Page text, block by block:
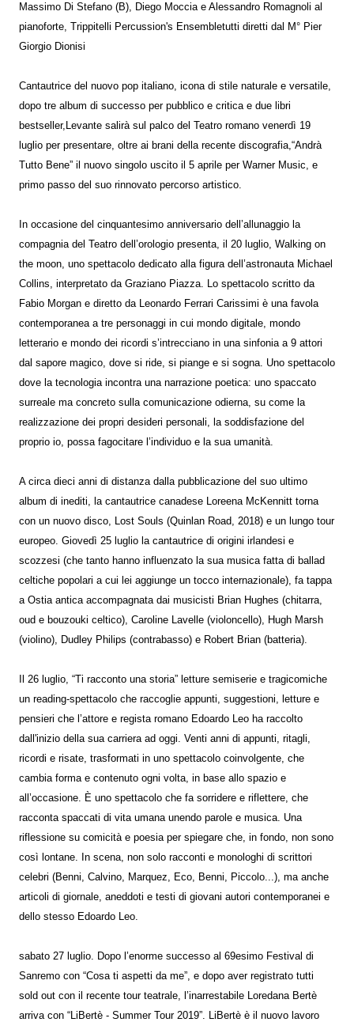
Massimo Di Stefano (B), Diego Moccia e Alessandro Romagnoli al
pianoforte, Trippitelli Percussion's Ensembletutti diretti dal M° Pier
Giorgio Dionisi
Cantautrice del nuovo pop italiano, icona di stile naturale e versatile,
dopo tre album di successo per pubblico e critica e due libri
bestseller,Levante salirà sul palco del Teatro romano venerdì 19
luglio per presentare, oltre ai brani della recente discografia,“Andrà
Tutto Bene” il nuovo singolo uscito il 5 aprile per Warner Music, e
primo passo del suo rinnovato percorso artistico.
In occasione del cinquantesimo anniversario dell’allunaggio la
compagnia del Teatro dell’orologio presenta, il 20 luglio, Walking on
the moon, uno spettacolo dedicato alla figura dell’astronauta Michael
Collins, interpretato da Graziano Piazza. Lo spettacolo scritto da
Fabio Morgan e diretto da Leonardo Ferrari Carissimi è una favola
contemporanea a tre personaggi in cui mondo digitale, mondo
letterario e mondo dei ricordi s’intrecciano in una sinfonia a 9 attori
dal sapore magico, dove si ride, si piange e si sogna. Uno spettacolo
dove la tecnologia incontra una narrazione poetica: uno spaccato
surreale ma concreto sulla comunicazione odierna, su come la
realizzazione dei propri desideri personali, la soddisfazione del
proprio io, possa fagocitare l’individuo e la sua umanità.
A circa dieci anni di distanza dalla pubblicazione del suo ultimo
album di inediti, la cantautrice canadese Loreena McKennitt torna
con un nuovo disco, Lost Souls (Quinlan Road, 2018) e un lungo tour
europeo. Giovedì 25 luglio la cantautrice di origini irlandesi e
scozzesi (che tanto hanno influenzato la sua musica fatta di ballad
celtiche popolari a cui lei aggiunge un tocco internazionale), fa tappa
a Ostia antica accompagnata dai musicisti Brian Hughes (chitarra,
oud e bouzouki celtico), Caroline Lavelle (violoncello), Hugh Marsh
(violino), Dudley Philips (contrabasso) e Robert Brian (batteria).
Il 26 luglio, “Ti racconto una storia” letture semiserie e tragicomiche
un reading-spettacolo che raccoglie appunti, suggestioni, letture e
pensieri che l’attore e regista romano Edoardo Leo ha raccolto
dall'inizio della sua carriera ad oggi. Venti anni di appunti, ritagli,
ricordi e risate, trasformati in uno spettacolo coinvolgente, che
cambia forma e contenuto ogni volta, in base allo spazio e
all’occasione. È uno spettacolo che fa sorridere e riflettere, che
racconta spaccati di vita umana unendo parole e musica. Una
riflessione su comicità e poesia per spiegare che, in fondo, non sono
così lontane. In scena, non solo racconti e monologhi di scrittori
celebri (Benni, Calvino, Marquez, Eco, Benni, Piccolo...), ma anche
articoli di giornale, aneddoti e testi di giovani autori contemporanei e
dello stesso Edoardo Leo.
sabato 27 luglio. Dopo l’enorme successo al 69esimo Festival di
Sanremo con “Cosa ti aspetti da me”, e dopo aver registrato tutti
sold out con il recente tour teatrale, l’inarrestabile Loredana Bertè
arriva con “LiBertè - Summer Tour 2019”. LiBertè è il nuovo lavoro